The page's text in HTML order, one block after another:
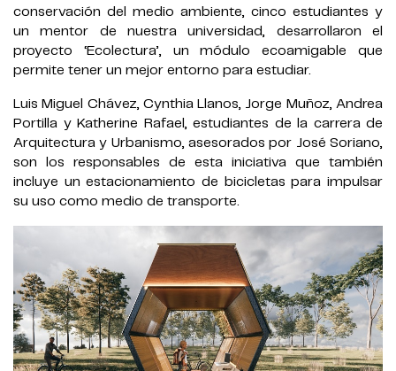
conservación del medio ambiente, cinco estudiantes y
un mentor de nuestra universidad, desarrollaron el
proyecto ‘Ecolectura’, un módulo ecoamigable que
permite tener un mejor entorno para estudiar.
Luis Miguel Chávez, Cynthia Llanos, Jorge Muñoz, Andrea
Portilla y Katherine Rafael, estudiantes de la carrera de
Arquitectura y Urbanismo, asesorados por José Soriano,
son los responsables de esta iniciativa que también
incluye un estacionamiento de bicicletas para impulsar
su uso como medio de transporte.